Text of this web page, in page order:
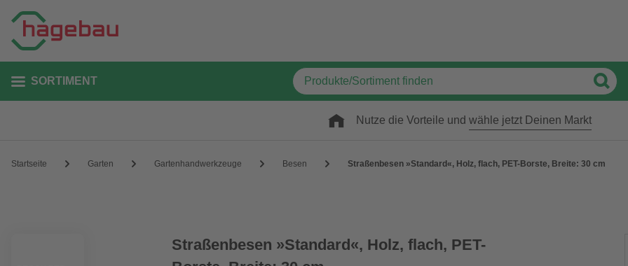
SORTIMENT
Nutze die Vorteile und wähle jetzt Deinen Markt
Startseite Garten Gartenhandwerkzeuge Besen Straßenbesen »Standard«, Holz, flach, PET-Borste, Breite: 30 cm
Straßenbesen »Standard«, Holz, flach, PET-